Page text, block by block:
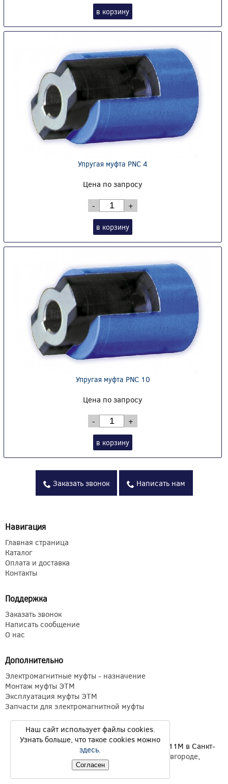
в корзину
Упругая муфта PNC 4
Цена по запросу
- +
в корзину
Упругая муфта PNC 10
Цена по запросу
- +
в корзину
Заказать звонок Написать нам
Навигация
Главная страница
Каталог
Оплата и доставка
Контакты
Поддержка
Заказать звонок
Написать сообщение
О нас
Дополнительно
Электромагнитные муфты - назначение
Монтаж муфты ЭТМ
Эксплуатация муфты ЭТМ
Запчасти для электромагнитной муфты
Электромагнитные муфты ЭТМ Э1ТМ ETM Э11М в Санкт-
Екатеринбурге Нижнем Новгороде,
Новосибирске
Наш сайт использует файлы cookies.
Узнать больше, что такое cookies можно
здесь.
Согласен